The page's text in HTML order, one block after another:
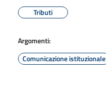
Tributi
Argomenti:
Comunicazione istituzionale